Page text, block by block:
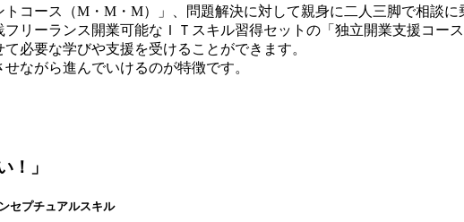
コース（M・M・M）」、問題解決に対して親身に二人三脚で相談
リーランス開業可能なＩＴスキル習得セットの「独立開業支援コー
必要な学びや支援を受けることができます。
ながら進んでいけるのが特徴です。
！」
セプチュアルスキル